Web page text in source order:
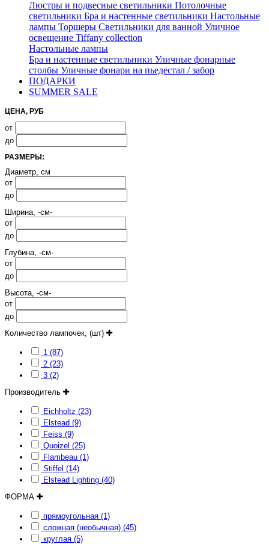
Люстры и подвесные светильники Потолочные
светильники Бра и настенные светильники Настольные
лампы Торшеры Светильники для ванной Уличное
освещение Tiffany collection
Настольные лампы
Бра и настенные светильники Уличные фонарные
столбы Уличные фонари на пьедестал / забор
ПОДАРКИ
SUMMER SALE
ЦЕНА, РУБ
от
до
РАЗМЕРЫ:
Диаметр, см
от
до
Ширина, -см-
от
до
Глубина, -см-
от
до
Высота, -см-
от
до
Количество лампочек, (шт)
1 (87)
2 (23)
3 (2)
Производитель
Eichholtz (23)
Elstead (9)
Feiss (9)
Quoizel (25)
Flambeau (1)
Stiffel (14)
Elstead Lighting (40)
ФОРМА
прямоугольная (1)
сложная (необычная) (45)
круглая (5)